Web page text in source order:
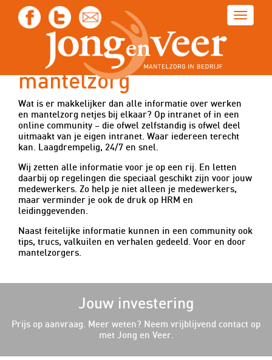
Toggle
Bundeling informatie
over werk en
mantelzorg
Wat is er makkelijker dan alle informatie over werken
en mantelzorg netjes bij elkaar? Op intranet of in een
online community – die ofwel zelfstandig is ofwel deel
uitmaakt van je eigen intranet. Waar iedereen terecht
kan. Laagdrempelig, 24/7 en snel.
Wij zetten alle informatie voor je op een rij. En letten
daarbij op regelingen die speciaal geschikt zijn voor jouw
medewerkers. Zo help je niet alleen je medewerkers,
maar verminder je ook de druk op HRM en
leidinggevenden.
Naast feitelijke informatie kunnen in een community ook
tips, trucs, valkuilen en verhalen gedeeld. Voor en door
mantelzorgers.
Jouw investering
Prijs op aanvraag. Meer weten? Neem vrijblijvend contact op
met Jong en Veer.